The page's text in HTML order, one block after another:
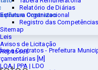
Relatório de Diárias
Estrutura Organizacional
Registro das Competências
Sitemap
Leis
Avisos de Licitação
Repasses
[M]
LOA | PPA | LDO
e Contratos